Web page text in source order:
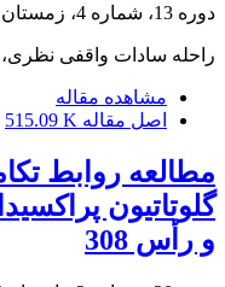
دوره 13، شماره 4، زمستان 1400، صفحه
راحله سادات واقفی
مشاهده مقاله
اصل مقاله 515.09 K
مطالعه روابط
و رأس 308